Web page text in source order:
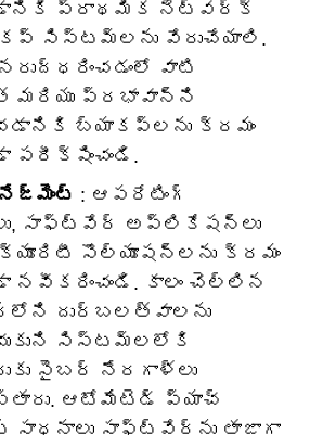
ప్రాథమిక నెట్‌వర్క్
సిస్టమ్‌లను వేరుచేయాలి.
వాటి
మరియు ప్రభావాన్ని
బ్యాకప్‌లను క్రమం
పరీక్షించండి.
: ఆపరేటింగ్
సాఫ్ట్‌వేర్ అప్లికేషన్‌లు
సొల్యూషన్‌లను క్రమం
నవీకరించండి. కాలం చెల్లిన
దుర్బలత్వాలను
సిస్టమ్‌లలోకి
సైబర్ నేరగాళ్లు
ఆటోమేటెడ్ ప్యాచ్
సాధనాలు సాఫ్ట్‌వేర్‌ను తాజాగా